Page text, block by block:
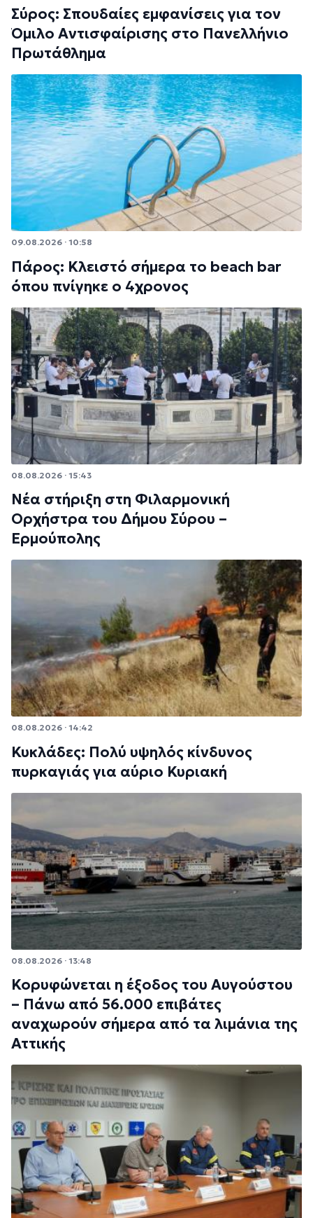
Σύρος: Σπουδαίες εμφανίσεις για τον
Όμιλο Αντισφαίρισης στο Πανελλήνιο
Πρωτάθλημα
09.08.2026 · 10:58
Πάρος: Κλειστό σήμερα το beach bar
όπου πνίγηκε ο 4χρονος
08.08.2026 · 15:43
Νέα στήριξη στη Φιλαρμονική
Ορχήστρα του Δήμου Σύρου –
Ερμούπολης
08.08.2026 · 14:42
Κυκλάδες: Πολύ υψηλός κίνδυνος
πυρκαγιάς για αύριο Κυριακή
08.08.2026 · 13:48
Κορυφώνεται η έξοδος του Αυγούστου
– Πάνω από 56.000 επιβάτες
αναχωρούν σήμερα από τα λιμάνια της
Αττικής